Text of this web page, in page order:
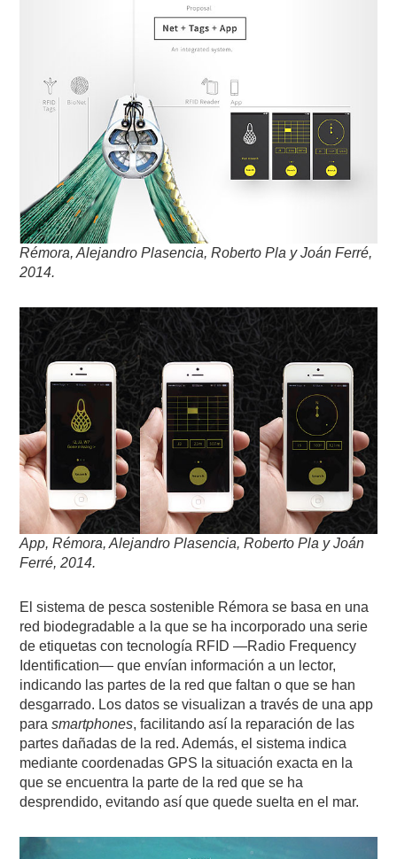
Rémora, Alejandro Plasencia, Roberto Pla y Joán Ferré,
2014.
App, Rémora, Alejandro Plasencia, Roberto Pla y Joán
Ferré, 2014.
El sistema de pesca sostenible Rémora se basa en una
red biodegradable a la que se ha incorporado una serie
de etiquetas con tecnología RFID —Radio Frequency
Identification— que envían información a un lector,
indicando las partes de la red que faltan o que se han
desgarrado. Los datos se visualizan a través de una app
parasmartphones, facilitando así la reparación de las
partes dañadas de la red. Además, el sistema indica
mediante coordenadas GPS la situación exacta en la
que se encuentra la parte de la red que se ha
desprendido, evitando así que quede suelta en el mar.